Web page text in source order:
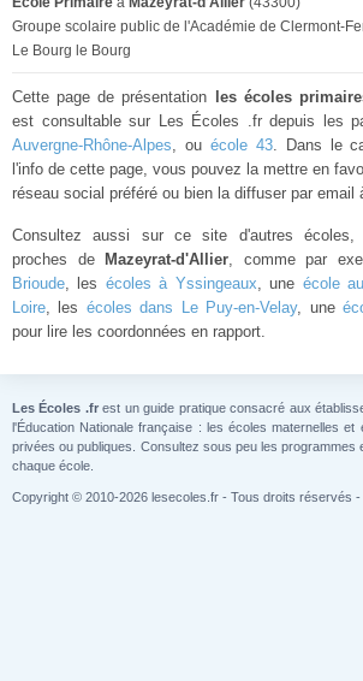
Groupe scolaire public de l'Académie de Clermont-
Le Bourg le Bourg
Cette page de présentation
les écoles
est consultable sur Les Écoles .fr depuis les
Auvergne-Rhône-Alpes, ou école 43. Dans le
l'info de cette page, vous pouvez la mettre en
réseau social préféré ou bien la diffuser par email
Consultez aussi sur ce site d'autres écoles,
proches de
Mazeyrat-d'Allier, comme par
Brioude, les écoles à Yssingeaux, une école
Loire, les écoles dans Le Puy-en-Velay, une
pour lire les coordonnées en rapport.
Les Écoles .frest un guide pratique consacré aux
l'Éducation Nationale française : les écoles maternelles et
privées ou publiques. Consultez sous peu les programmes
chaque école.
Copyright © 2010-2026 lesecoles.fr - Tous droits réservés -